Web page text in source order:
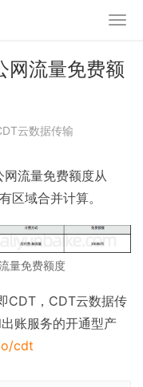
网流量免费额
云数据传输
流量免费额度从
区域合并计算。
量免费额度
CDT，CDT云数据传
账服务的开通型产
cdt